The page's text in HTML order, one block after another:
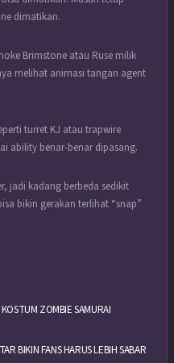
dimatikan.
Brimstone atau Ruse milik
melihat animasi tangan agent
turret KJ atau trapwire
ability benar-benar dipasang.
jadi kadang berbeda sedikit
bikin gerakan terlihat “snap”
ZOMBIE SAMURAI
BIKIN FANS HARUS LEBIH SABAR